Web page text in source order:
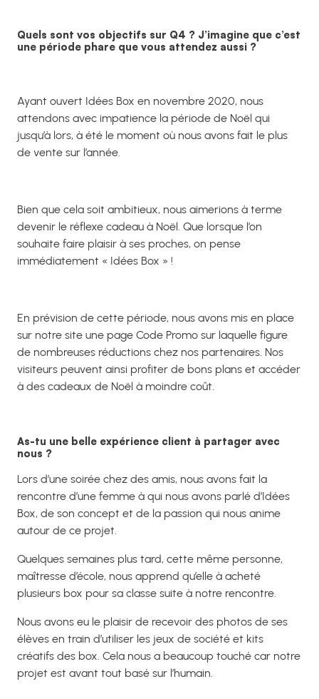
Quels sont vos objectifs sur Q4 ? J’imagine que c’est
une période phare que vous attendez aussi ?
Ayant ouvert Idées Box en novembre 2020, nous
attendons avec impatience la période de Noël qui
jusqu’à lors, à été le moment où nous avons fait le plus
de vente sur l’année.
Bien que cela soit ambitieux, nous aimerions à terme
devenir le réflexe cadeau à Noël. Que lorsque l’on
souhaite faire plaisir à ses proches, on pense
immédiatement « Idées Box » !
En prévision de cette période, nous avons mis en place
sur notre site une page Code Promo sur laquelle figure
de nombreuses réductions chez nos partenaires. Nos
visiteurs peuvent ainsi profiter de bons plans et accéder
à des cadeaux de Noël à moindre coût.
As-tu une belle expérience client à partager avec
nous ?
Lors d’une soirée chez des amis, nous avons fait la
rencontre d’une femme à qui nous avons parlé d’Idées
Box, de son concept et de la passion qui nous anime
autour de ce projet.
Quelques semaines plus tard, cette même personne,
maîtresse d’école, nous apprend qu’elle à acheté
plusieurs box pour sa classe suite à notre rencontre.
Nous avons eu le plaisir de recevoir des photos de ses
élèves en train d’utiliser les jeux de société et kits
créatifs des box. Cela nous a beaucoup touché car notre
projet est avant tout basé sur l’humain.